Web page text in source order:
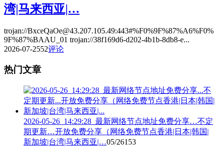
湾|马来西亚|…
trojan://BxceQaOe@43.207.105.49:443#%F0%9F%87%A6%F0%
9F%87%BAAU_01 trojan://38f169d6-d202-4b1b-8db8-e...
2026-07-2552评论
热门文章
2026-05-26_14:29:28_最新网络节点地址免费分享…不定
期更新…开放免费分享（网络免费节点香港|日本|韩国|
新加坡|台湾|马来西亚|…05/26153